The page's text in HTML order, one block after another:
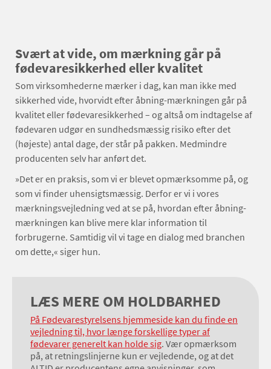
Svært at vide, om mærkning går på
fødevaresikkerhed eller kvalitet
Som virksomhederne mærker i dag, kan man ikke med
sikkerhed vide, hvorvidt efter åbning-mærkningen går på
kvalitet eller fødevaresikkerhed – og altså om indtagelse af
fødevaren udgør en sundhedsmæssig risiko efter det
(højeste) antal dage, der står på pakken. Medmindre
producenten selv har anført det.
»Det er en praksis, som vi er blevet opmærksomme på, og
som vi finder uhensigtsmæssig. Derfor er vi i vores
mærkningsvejledning ved at se på, hvordan efter åbning-
mærkningen kan blive mere klar information til
forbrugerne. Samtidig vil vi tage en dialog med branchen
om dette,« siger hun.
LÆS MERE OM HOLDBARHED
På Fødevarestyrelsens hjemmeside kan du finde en
vejledning til, hvor længe forskellige typer af
fødevarer generelt kan holde sig. Vær opmærksom
på, at retningslinjerne kun er vejledende, og at det